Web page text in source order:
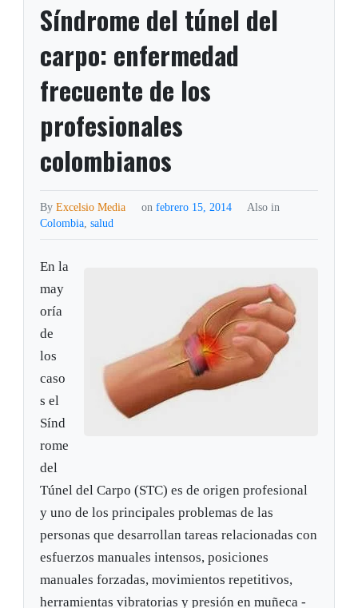
Síndrome del túnel del
carpo: enfermedad
frecuente de los
profesionales
colombianos
ByExcelsio Media on febrero 15, 2014
Also in
Colombia,salud
En la
may
oría
de
los
caso
s el
Sínd
rome
del
Túnel del Carpo (STC) es de origen profesional
y uno de los principales problemas de las
personas que desarrollan tareas relacionadas con
esfuerzos manuales intensos, posiciones
manuales forzadas, movimientos repetitivos,
herramientas vibratorias y presión en muñeca -